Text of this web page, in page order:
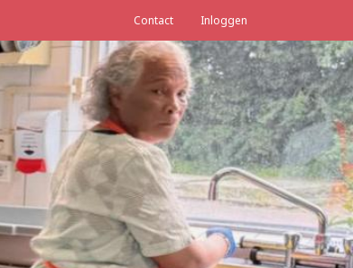
Contact Inloggen